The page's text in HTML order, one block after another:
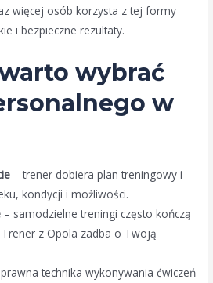
więcej osób korzysta z tej formy
i bezpieczne rezultaty.
wybrać
w
– trener dobiera plan treningowy i
kondycji i możliwości.
– samodzielne treningi często kończą
z Opola zadba o Twoją
technika wykonywania ćwiczeń